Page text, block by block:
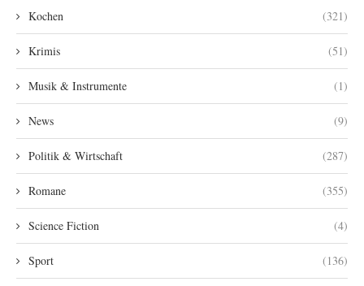
Kochen (321)
Krimis (51)
Musik & Instrumente (1)
News (9)
Politik & Wirtschaft (287)
Romane (355)
Science Fiction (4)
Sport (136)